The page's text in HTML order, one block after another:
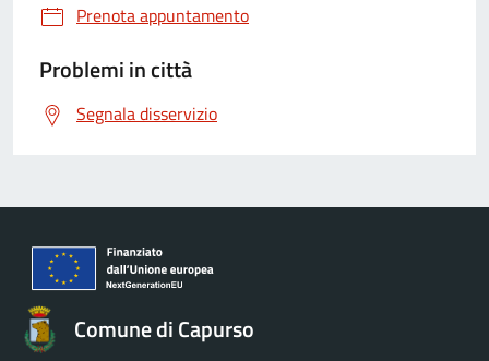
Prenota appuntamento
Problemi in città
Segnala disservizio
Comune di Capurso